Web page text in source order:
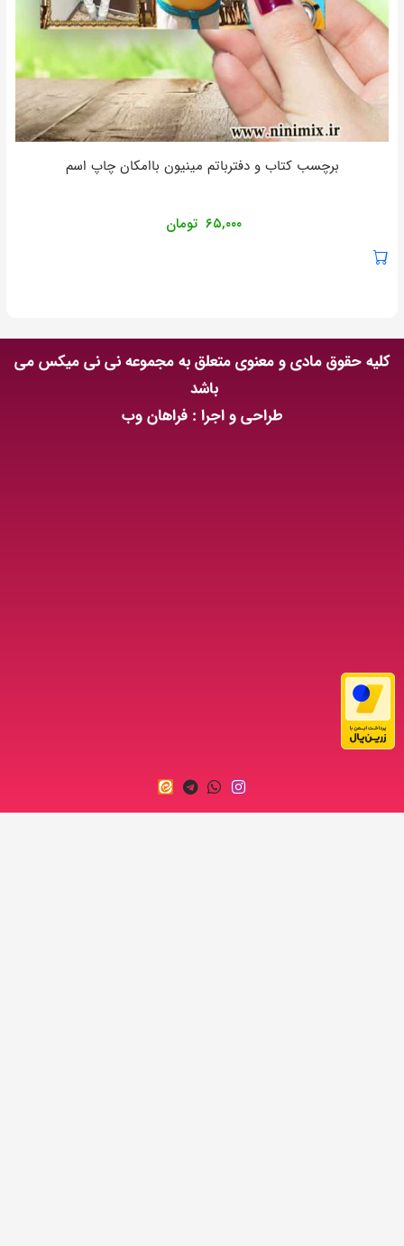
برچسب کتاب و دفترباتم مینیون باامکان چاپ اسم
۶۵,۰۰۰ تومان
کلیه حقوق مادی و معنوی متعلق به مجموعه نی نی میکس می
باشد
طراحی و اجرا : فراهان وب